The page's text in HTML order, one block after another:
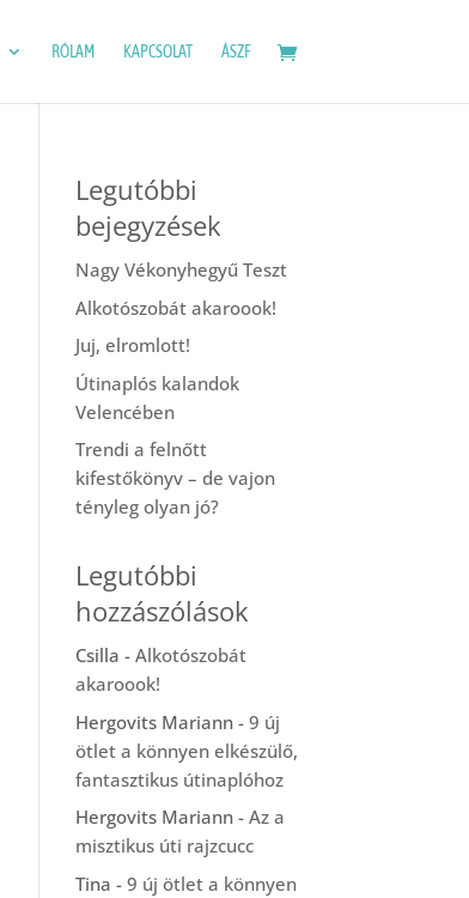
RÓLAM KAPCSOLAT ÁSZF
Legutóbbi
bejegyzések
Nagy Vékonyhegyű Teszt
Alkotószobát akaroook!
Juj, elromlott!
Útinaplós kalandok
Velencében
Trendi a felnőtt
kifestőkönyv – de vajon
tényleg olyan jó?
Legutóbbi
hozzászólások
Csilla -Alkotószobát
akaroook!
Hergovits Mariann -9 új
ötlet a könnyen elkészülő,
fantasztikus útinaplóhoz
Hergovits Mariann -Az a
misztikus úti rajzcucc
Tina -9 új ötlet a könnyen